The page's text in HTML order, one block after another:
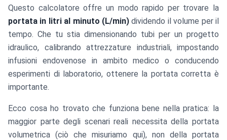
Questo calcolatore offre un modo rapido per trovare la
portata in litri al minuto (L/min) dividendo il volume per il
tempo. Che tu stia dimensionando tubi per un progetto
idraulico, calibrando attrezzature industriali, impostando
infusioni endovenose in ambito medico o conducendo
esperimenti di laboratorio, ottenere la portata corretta è
importante.
Ecco cosa ho trovato che funziona bene nella pratica: la
maggior parte degli scenari reali necessita della portata
volumetrica (ciò che misuriamo qui), non della portata